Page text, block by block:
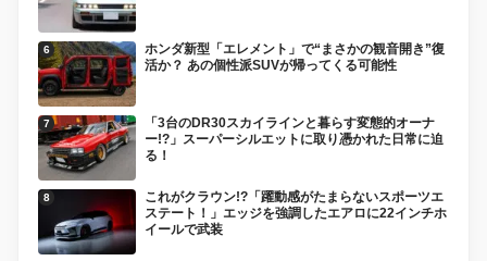
ホンダ新型「エレメント」で“まさかの観音開き”復
活か？ あの個性派SUVが帰ってくる可能性
「3台のDR30スカイラインと暮らす変態的オーナ
ー!?」スーパーシルエットに取り憑かれた日常に迫
る！
これがクラウン!?「躍動感がたまらないスポーツエ
ステート！」エッジを強調したエアロに22インチホ
イールで武装